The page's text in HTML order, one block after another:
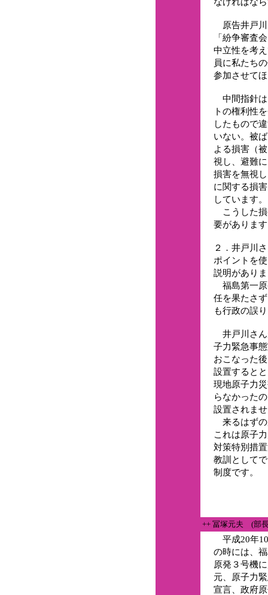
原告井戸川
「紛争審査
中立性を考
員に私たち
参加させて
中間指針は
トの権利性
したもので
いない。被
よる損害（
視し、避難
損害を無視
に関する損
しています。
こうした損
要がありま
２．井戸川
ポイントを
説明があり
福島第一原
任を果たさ
も行政の誤
井戸川さん
子力緊急事
おこなった
設置すると
現地原子力
らなかった
設置されま
来るはずの
これは原子
対策特別措
教訓として
制度です。
++ 冨塚元夫 (部
平成20年
の時には、
原発３号機
元、原子力
宣言、政府